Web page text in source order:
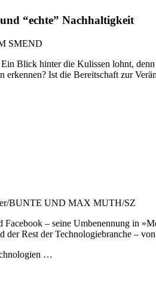
“echte” Nachhaltigkeit
SMEND
Blick hinter die Kulissen lohnt, denn
Ist die Bereitschaft zur
BUNTE UND MAX MUTH/SZ
– seine Umbenennung in
Rest der Technologiebranche –
…